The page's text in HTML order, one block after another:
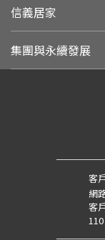
信義居家
集團與永續發展
客
網
客